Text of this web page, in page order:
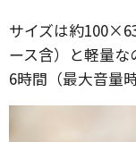
サイズは約
ース含）と軽量
6時間（最大音量